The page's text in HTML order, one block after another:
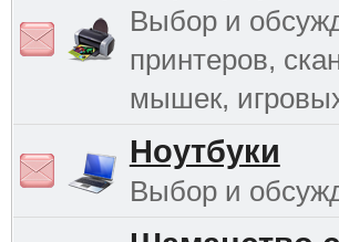
Выбор и
принтеров,
мышек,
Ноутбуки
Выбор и